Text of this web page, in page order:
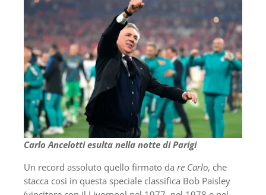
Carlo Ancelotti esulta nella notte di Parigi
Un record assoluto quello firmato da re Carlo, che
stacca così in questa speciale classifica Bob Paisley